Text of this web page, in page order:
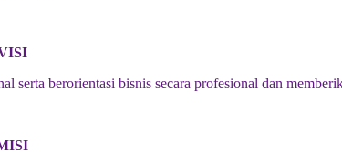
berorientasi bisnis secara profesional dan